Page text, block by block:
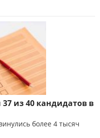
из 40 кандидатов в
более 4 тысяч